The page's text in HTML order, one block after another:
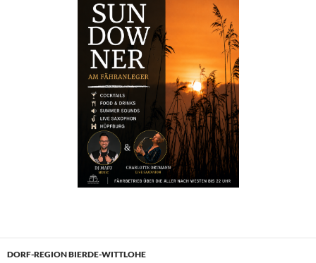
DORF-REGION BIERDE-WITTLOHE